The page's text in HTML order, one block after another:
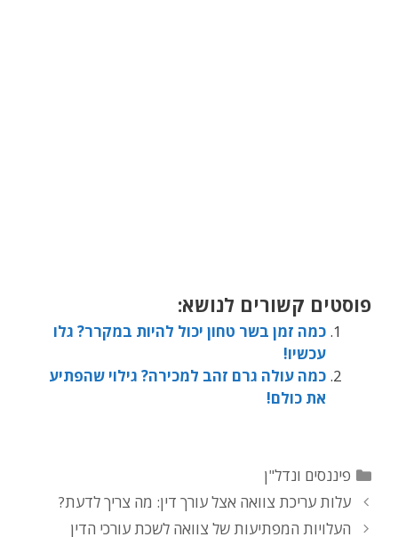
פוסטים קשורים לנושא:
כמה זמן בשר טחון יכול להיות במקרר? גלו
עכשיו!
כמה עולה גרם זהב למכירה? גילוי שהפתיע
את כולם!
פיננסים ונדל"ן
עלות עריכת צוואה אצל עורך דין: מה צריך לדעת?
העלויות המפתיעות של צוואה לשכת עורכי הדין